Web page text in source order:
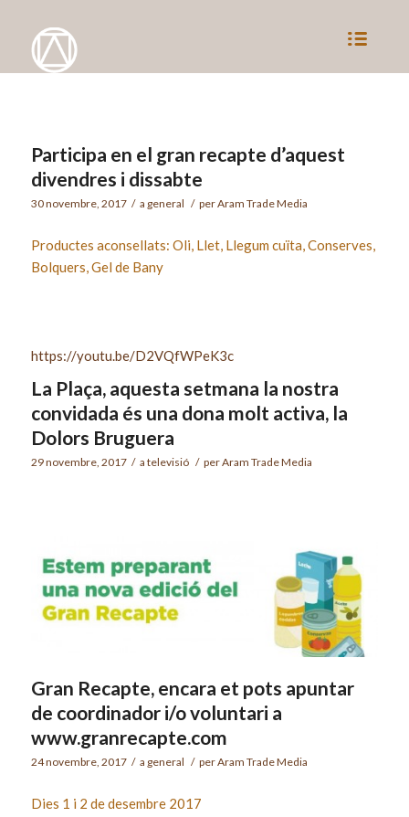
Participa en el gran recapte d’aquest
divendres i dissabte
30 novembre, 2017 / a general / perAram Trade Media
Productes aconsellats: Oli, Llet, Llegum cuïta, Conserves,
Bolquers, Gel de Bany
https://youtu.be/D2VQfWPeK3c
La Plaça, aquesta setmana la nostra
convidada és una dona molt activa, la
Dolors Bruguera
29 novembre, 2017 / a televisió / perAram Trade Media
Gran Recapte, encara et pots apuntar
de coordinador i/o voluntari a
www.granrecapte.com
24 novembre, 2017 / a general / perAram Trade Media
Dies 1 i 2 de desembre 2017